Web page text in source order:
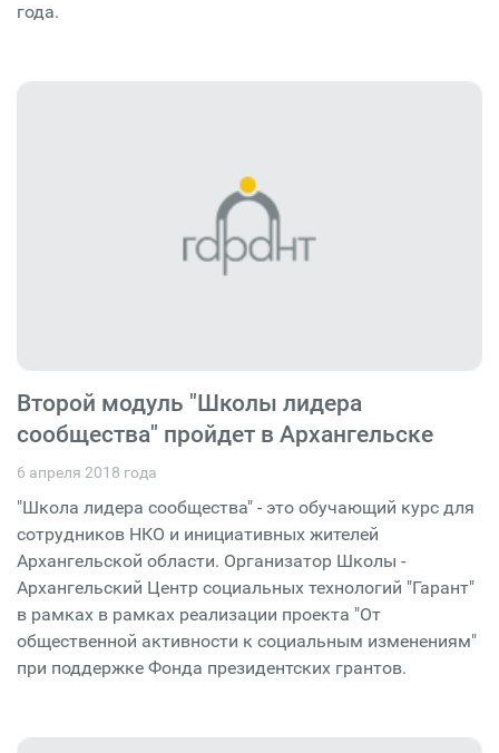
года.
Второй модуль "Школы лидера
сообщества" пройдет в Архангельске
6 апреля 2018 года
"Школа лидера сообщества" - это обучающий курс для
сотрудников НКО и инициативных жителей
Архангельской области. Организатор Школы -
Архангельский Центр социальных технологий "Гарант"
в рамках в рамках реализации проекта "От
общественной активности к социальным изменениям"
при поддержке Фонда президентских грантов.